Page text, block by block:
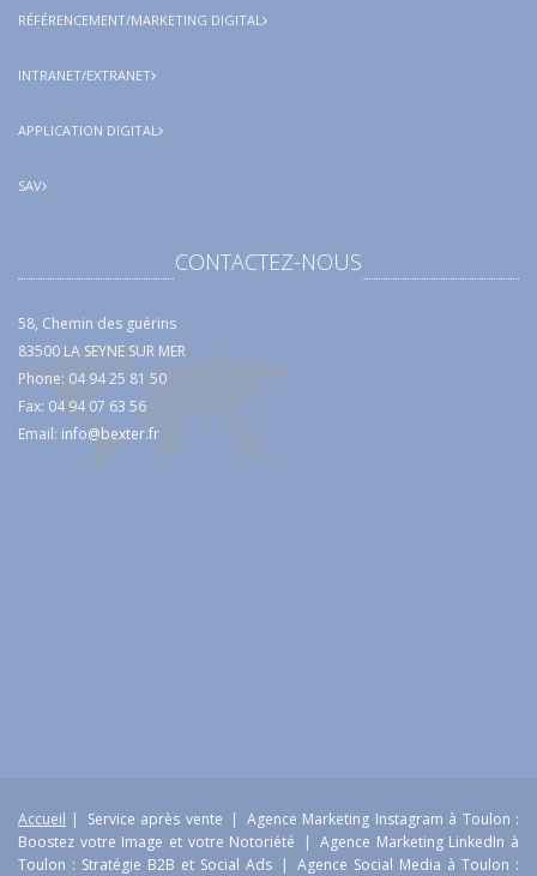
RÉFÉRENCEMENT/MARKETING DIGITAL
INTRANET/EXTRANET
APPLICATION DIGITAL
SAV
CONTACTEZ-NOUS
58, Chemin des guérins
83500 LA SEYNE SUR MER
Phone: 04 94 25 81 50
Fax: 04 94 07 63 56
Email: info@bexter.fr
Accueil | Service après vente | Agence Marketing Instagram à Toulon :
Boostez votre Image et votre Notoriété
| Agence Marketing LinkedIn à
Toulon : Stratégie B2B et Social Ads | Agence Social Media à Toulon :